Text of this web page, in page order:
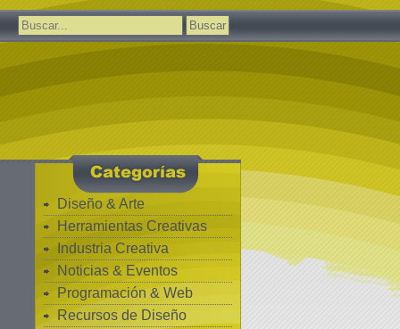
Buscar:
Diseño & Arte
Herramientas Creativas
Industria Creativa
Noticias & Eventos
Programación & Web
Recursos de Diseño